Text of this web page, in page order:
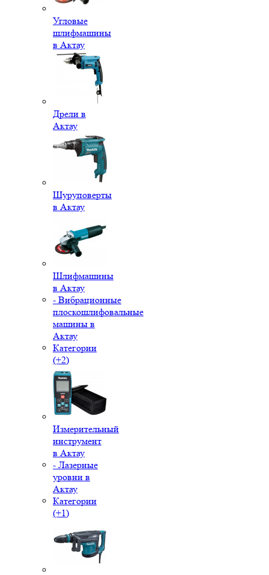
Угловые
шлифмашины
в Актау
Дрели в
Актау
Шуруповерты
в Актау
Шлифмашины
в Актау
- Вибрационные
плоскошлифовальные
машины в
Актау
Категории
(+2)
Измерительный
инструмент
в Актау
- Лазерные
уровни в
Актау
Категории
(+1)